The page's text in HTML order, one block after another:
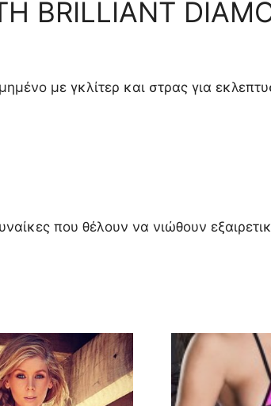
BRILLIANT
με γκλίτερ και στρας για
που θέλουν να νιώθουν